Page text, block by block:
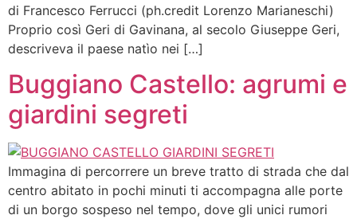
di Francesco Ferrucci (ph.credit Lorenzo Marianeschi)
Proprio così Geri di Gavinana, al secolo Giuseppe Geri,
descriveva il paese natìo nei […]
Buggiano Castello: agrumi e
giardini segreti
Immagina di percorrere un breve tratto di strada che dal
centro abitato in pochi minuti ti accompagna alle porte
di un borgo sospeso nel tempo, dove gli unici rumori